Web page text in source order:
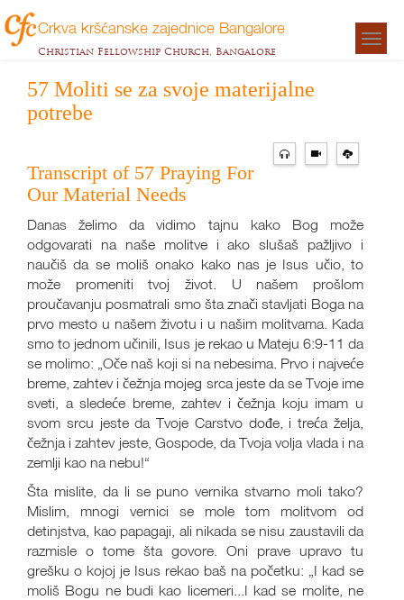
Crkva kršćanske zajednice Bangalore
Christian Fellowship Church, Bangalore
57 Moliti se za svoje materijalne
potrebe
Transcript of 57 Praying For
Our Material Needs
Danas želimo da vidimo tajnu kako Bog može
odgovarati na naše molitve i ako slušaš pažljivo i
naučiš da se moliš onako kako nas je Isus učio, to
može promeniti tvoj život. U našem prošlom
proučavanju posmatrali smo šta znači stavljati Boga na
prvo mesto u našem životu i u našim molitvama. Kada
smo to jednom učinili, Isus je rekao u Mateju 6:9-11 da
se molimo: „Oče naš koji si na nebesima. Prvo i najveće
breme, zahtev i čežnja mojeg srca jeste da se Tvoje ime
sveti, a sledeće breme, zahtev i čežnja koju imam u
svom srcu jeste da Tvoje Carstvo dođe, i treća želja,
čežnja i zahtev jeste, Gospode, da Tvoja volja vlada i na
zemlji kao na nebu!“
Šta mislite, da li se puno vernika stvarno moli tako?
Mislim, mnogi vernici se mole tom molitvom od
detinjstva, kao papagaji, ali nikada se nisu zaustavili da
razmisle o tome šta govore. Oni prave upravo tu
grešku o kojoj je Isus rekao baš na početku: „I kad se
moliš Bogu ne budi kao licemeri...I kad se molite, ne